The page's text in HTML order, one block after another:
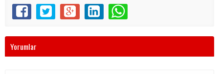
Yorumlar